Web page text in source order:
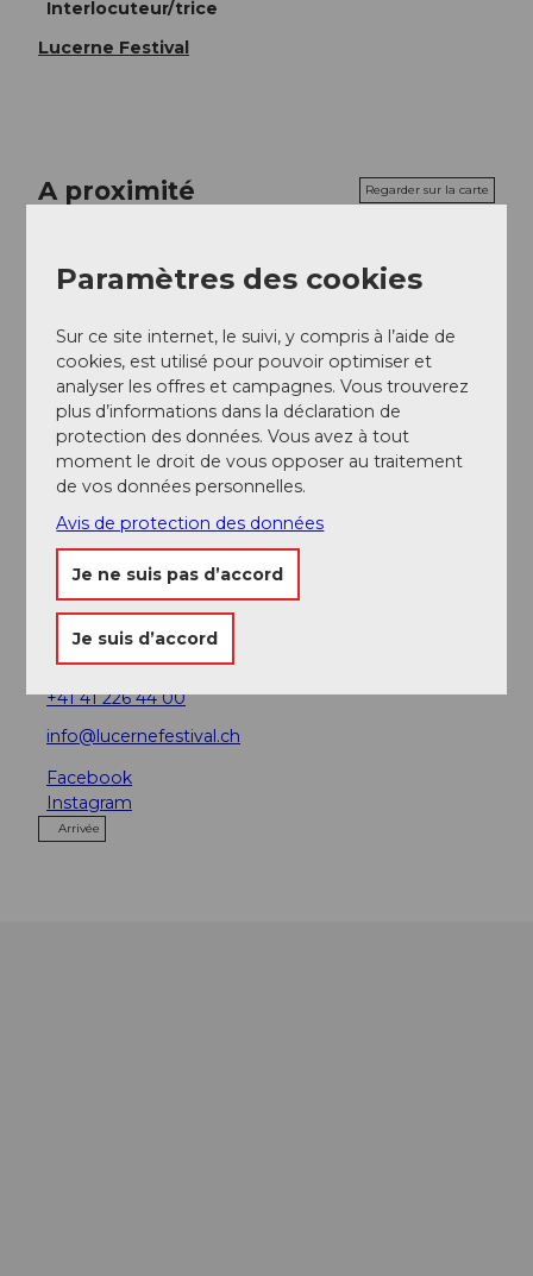
Interlocuteur/trice
Lucerne Festival
A proximité Regarder sur la carte
Evénement
A voir
Excursions
Webcams
Contact
Lucerne Festival
Hirschmattstrasse 13
6002Luzern
+41 41 226 44 00
info@lucernefestival.ch
Facebook
Instagram
Arrivée
Paramètres des cookies
Sur ce site internet, le suivi, y compris à l’aide de
cookies, est utilisé pour pouvoir optimiser et
analyser les offres et campagnes. Vous trouverez
plus d’informations dans la déclaration de
protection des données. Vous avez à tout
moment le droit de vous opposer au traitement
de vos données personnelles.
Avis de protection des données
Je ne suis pas d’accord
Je suis d’accord